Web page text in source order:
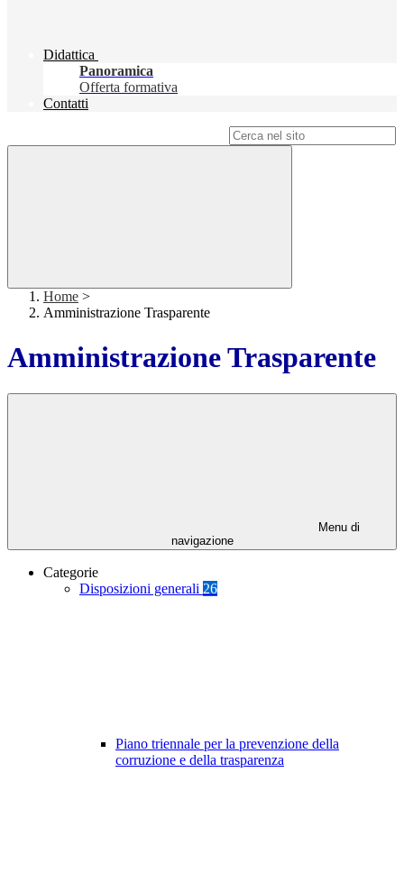
Didattica
Panoramica
Offerta formativa
Contatti
Home >
Amministrazione Trasparente
Amministrazione Trasparente
Menu di
navigazione
Categorie
Disposizioni generali 26
Piano triennale per la prevenzione della
corruzione e della trasparenza